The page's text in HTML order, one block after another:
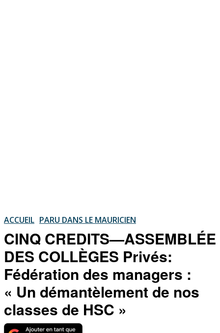
ACCUEIL PARU DANS LE MAURICIEN
CINQ CREDITS—ASSEMBLÉE
DES COLLÈGES Privés:
Fédération des managers :
« Un démantèlement de nos
classes de HSC »